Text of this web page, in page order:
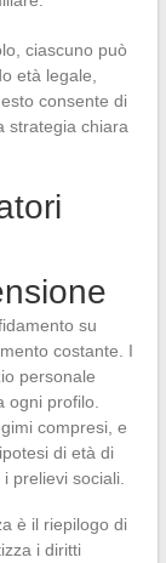
ciascuno può
età legale,
consente di
strategia chiara
su
costante. I
personale
ogni profilo.
compresi, e
di età di
prelievi sociali.
è il riepilogo di
i diritti